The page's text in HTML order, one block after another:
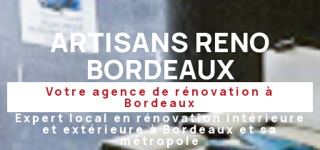
ARTISANS RENO
BORDEAUX
Votre agence de rénovation à
Bordeaux
Expert local en rénovation intérieure
et extérieure à Bordeaux et sa
métropole